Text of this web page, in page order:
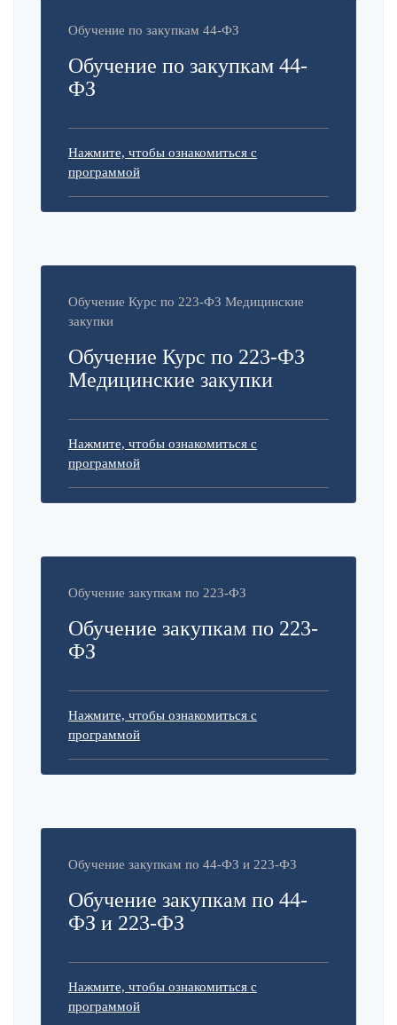
Обучение по закупкам 44-ФЗ
Обучение по закупкам 44-
ФЗ
Нажмите, чтобы ознакомиться с
программой
Обучение Курс по 223-ФЗ Медицинские
закупки
Обучение Курс по 223-ФЗ
Медицинские закупки
Нажмите, чтобы ознакомиться с
программой
Обучение закупкам по 223-ФЗ
Обучение закупкам по 223-
ФЗ
Нажмите, чтобы ознакомиться с
программой
Обучение закупкам по 44-ФЗ и 223-ФЗ
Обучение закупкам по 44-
ФЗ и 223-ФЗ
Нажмите, чтобы ознакомиться с
программой